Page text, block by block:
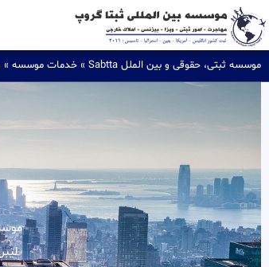
موسسه ثبتی، حقوقی و بین الملل Sabtta » خدمات موسسه »